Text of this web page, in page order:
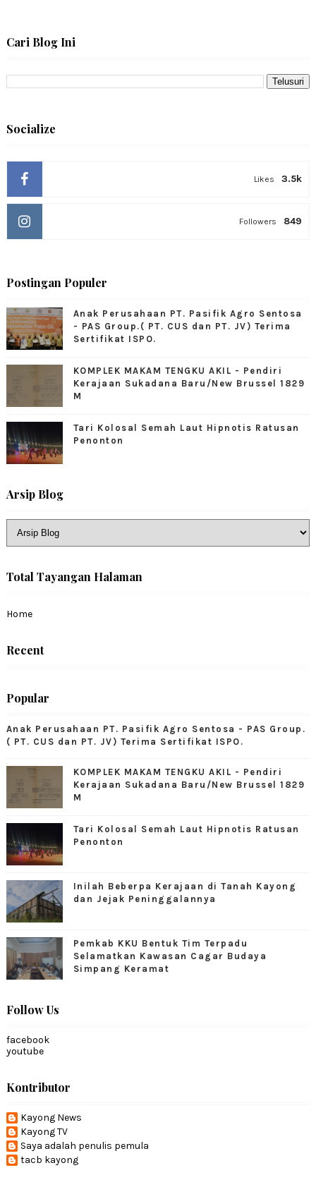
Cari Blog Ini
Socialize
3.5k
Likes
849
Followers
Postingan Populer
Anak Perusahaan PT. Pasifik Agro Sentosa
- PAS Group.( PT. CUS dan PT. JV) Terima
Sertifikat ISPO.
KOMPLEK MAKAM TENGKU AKIL - Pendiri
Kerajaan Sukadana Baru/New Brussel 1829
M
Tari Kolosal Semah Laut Hipnotis Ratusan
Penonton
Arsip Blog
Total Tayangan Halaman
Home
Recent
Popular
Anak Perusahaan PT. Pasifik Agro Sentosa - PAS Group.
( PT. CUS dan PT. JV) Terima Sertifikat ISPO.
KOMPLEK MAKAM TENGKU AKIL - Pendiri
Kerajaan Sukadana Baru/New Brussel 1829
M
Tari Kolosal Semah Laut Hipnotis Ratusan
Penonton
Inilah Beberpa Kerajaan di Tanah Kayong
dan Jejak Peninggalannya
Pemkab KKU Bentuk Tim Terpadu
Selamatkan Kawasan Cagar Budaya
Simpang Keramat
Follow Us
facebook
youtube
Kontributor
Kayong News
Kayong TV
Saya adalah penulis pemula
tacb kayong